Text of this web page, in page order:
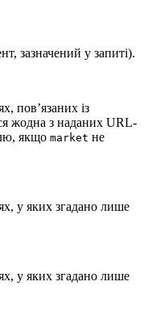
зазначений у запиті).
пов’язаних із
жодна з наданих URL-
якщо market не
у яких згадано лише
у яких згадано лише